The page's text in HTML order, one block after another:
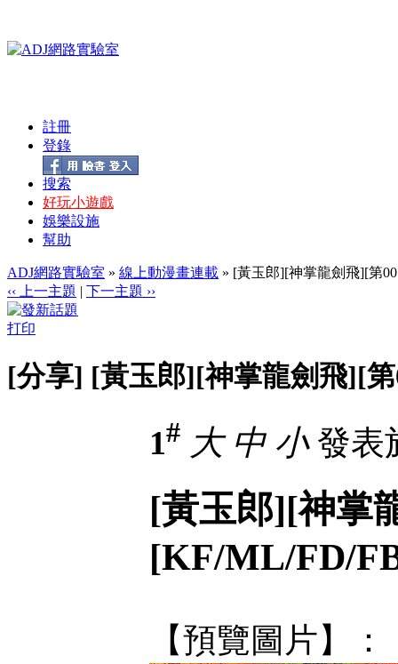
註冊
登錄
搜索
好玩小遊戲
娛樂設施
幫助
ADJ網路實驗室 » 線上動漫畫連載 » [黃玉郎][神掌龍劍飛][第
‹‹ 上一主題 | 下一主題 ››
打印
[分享] [黃玉郎][神掌龍劍飛][
1# 大 中 小發表
[黃玉郎][神掌
[KF/ML/FD/
【預覽圖片】：